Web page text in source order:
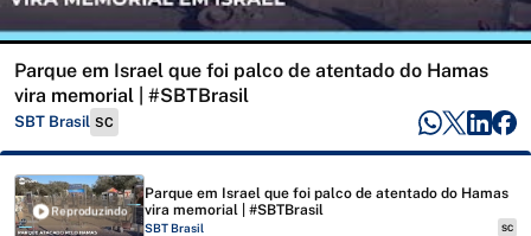
Parque em Israel que foi palco de atentado do Hamas
vira memorial | #SBTBrasil
SBT Brasil SC
Reproduzindo
Parque em Israel que foi palco de atentado do Hamas
vira memorial | #SBTBrasil
SBT Brasil SC